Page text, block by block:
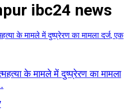
ibc24 news
के मामले में दुष्प्रेरण का मामला